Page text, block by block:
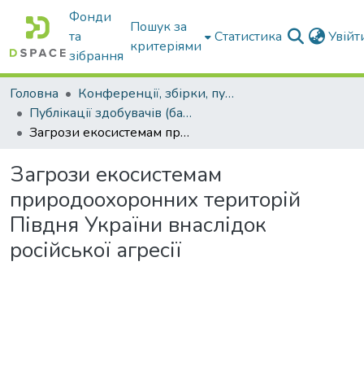
Фонди
та
зібрання
Пошук за
критеріями
Статистика
Головна
Конференції, збірки, публікації молодих вчених і здобувачів : магістрів, бакалаврів, аспірантів.
Публікації здобувачів (бакалаврів. магістрів, аспірантів)
Загрози екосистемам природоохоронних територій Півдня України внаслідок російської агресії
Загрози екосистемам
природоохоронних територій
Півдня України внаслідок
російської агресії